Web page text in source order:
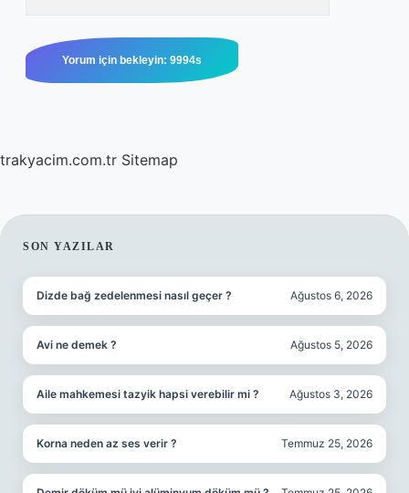
trakyacim.com.tr Sitemap
SIDEBAR
SON YAZILAR
Dizde bağ zedelenmesi nasıl geçer ? Ağustos 6, 2026
Avi ne demek ? Ağustos 5, 2026
Aile mahkemesi tazyik hapsi verebilir mi ? Ağustos 3, 2026
Korna neden az ses verir ? Temmuz 25, 2026